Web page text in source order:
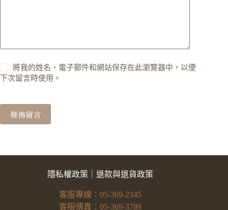
將我的姓名、電子郵件和網站保存在此瀏覽器中，以便
下次留言時使用。
發佈留言
隱私權政策 ｜退款與退貨政策
客服專線：05-369-2345
客服傳真：05-369-3789